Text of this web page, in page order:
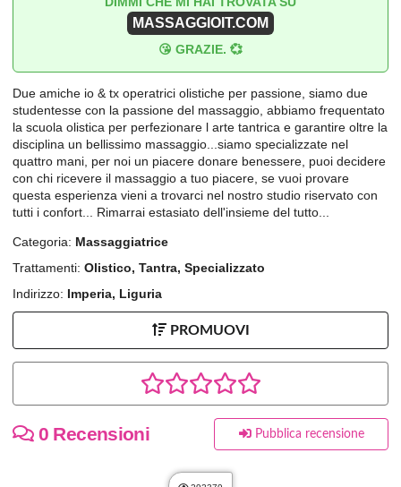
MASSAGGIOIT.COM
😘 GRAZIE. 💞
Due amiche io & tx operatrici olistiche per passione, siamo due
studentesse con la passione del massaggio, abbiamo frequentato
la scuola olistica per perfezionare l arte tantrica e garantire oltre la
disciplina un bellissimo massaggio...siamo specializzate nel
quattro mani, per noi un piacere donare benessere, puoi decidere
con chi ricevere il massaggio a tuo piacere, se vuoi provare
questa esperienza vieni a trovarci nel nostro studio riservato con
tutti i confort... Rimarrai estasiato dell'insieme del tutto...
Categoria: Massaggiatrice
Trattamenti: Olistico, Tantra, Specializzato
Indirizzo: Imperia, Liguria
PROMUOVI
0 Recensioni Pubblica recensione